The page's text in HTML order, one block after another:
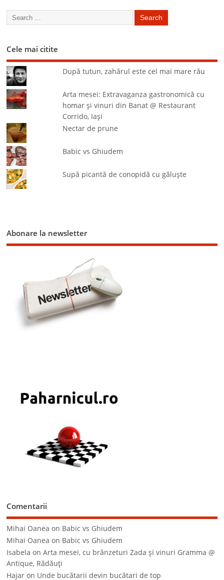
Cele mai citite
După tutun, zahărul este cel mai mare rău
Arta mesei: Extravaganza gastronomică cu
homar şi vinuri din Banat @ Restaurant
Corrido, Iaşi
Nectar de prune
Babic vs Ghiudem
Supă picantă de conopidă cu găluşte
Abonare la newsletter
Comentarii
Mihai Oanea on Babic vs Ghiudem
Mihai Oanea on Babic vs Ghiudem
Isabela onArta mesei, cu brânzeturi Zada şi vinuri Gramma @
Antique, Rădăuţi
Hajar on Unde bucătarii devin bucătari de top